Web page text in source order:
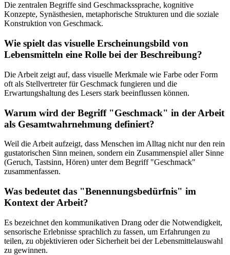
Die zentralen Begriffe sind Geschmackssprache, kognitive
Konzepte, Synästhesien, metaphorische Strukturen und die soziale
Konstruktion von Geschmack.
Wie spielt das visuelle Erscheinungsbild von
Lebensmitteln eine Rolle bei der Beschreibung?
Die Arbeit zeigt auf, dass visuelle Merkmale wie Farbe oder Form
oft als Stellvertreter für Geschmack fungieren und die
Erwartungshaltung des Lesers stark beeinflussen können.
Warum wird der Begriff "Geschmack" in der Arbeit
als Gesamtwahrnehmung definiert?
Weil die Arbeit aufzeigt, dass Menschen im Alltag nicht nur den rein
gustatorischen Sinn meinen, sondern ein Zusammenspiel aller Sinne
(Geruch, Tastsinn, Hören) unter dem Begriff "Geschmack"
zusammenfassen.
Was bedeutet das "Benennungsbedürfnis" im
Kontext der Arbeit?
Es bezeichnet den kommunikativen Drang oder die Notwendigkeit,
sensorische Erlebnisse sprachlich zu fassen, um Erfahrungen zu
teilen, zu objektivieren oder Sicherheit bei der Lebensmittelauswahl
zu gewinnen.